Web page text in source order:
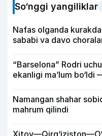
So‘nggi yangiliklar
Nafas olganda
sababi va davo
“Barselona” Rodri
ekanligi ma’lum bo‘ldi
Namangan shahar
mahrum qilindi